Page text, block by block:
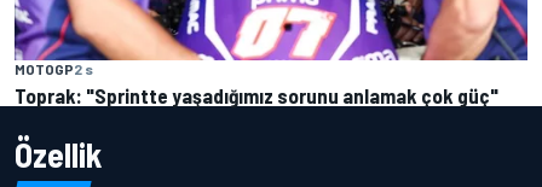
MOTOGP2 s
Toprak: "Sprintte yaşadığımız sorunu anlamak çok güç"
Özellik